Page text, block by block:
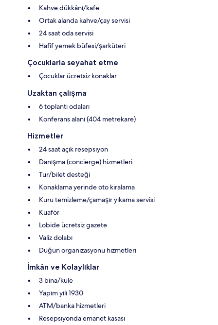
Kahve dükkânı/kafe
Ortak alanda kahve/çay servisi
24 saat oda servisi
Hafif yemek büfesi/şarküteri
Çocuklarla seyahat etme
Çocuklar ücretsiz konaklar
Uzaktan çalışma
6 toplantı odaları
Konferans alanı (404 metrekare)
Hizmetler
24 saat açık resepsiyon
Danışma (concierge) hizmetleri
Tur/bilet desteği
Konaklama yerinde oto kiralama
Kuru temizleme/çamaşır yıkama servisi
Kuaför
Lobide ücretsiz gazete
Valiz dolabı
Düğün organizasyonu hizmetleri
İmkân ve Kolaylıklar
3 bina/kule
Yapım yılı 1930
ATM/banka hizmetleri
Resepsiyonda emanet kasası